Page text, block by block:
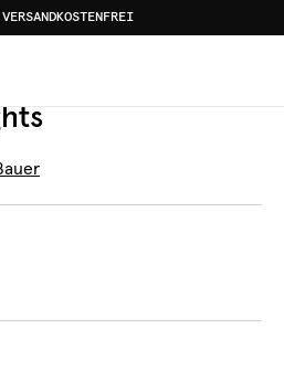
Servietten Farmers Delights